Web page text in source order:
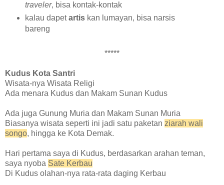
traveler, bisa kontak-kontak
kalau dapetartis kan lumayan, bisa narsis
bareng
*****
Kudus Kota Santri
Wisata-nya Wisata Religi
Ada menara Kudus dan Makam Sunan Kudus
Ada juga Gunung Muria dan Makam Sunan Muria
Biasanya wisata seperti ini jadi satu paketan ziarah wali
songo, hingga ke Kota Demak.
Hari pertama saya di Kudus, berdasarkan arahan teman,
saya nyoba Sate Kerbau
Di Kudus olahan-nya rata-rata daging Kerbau